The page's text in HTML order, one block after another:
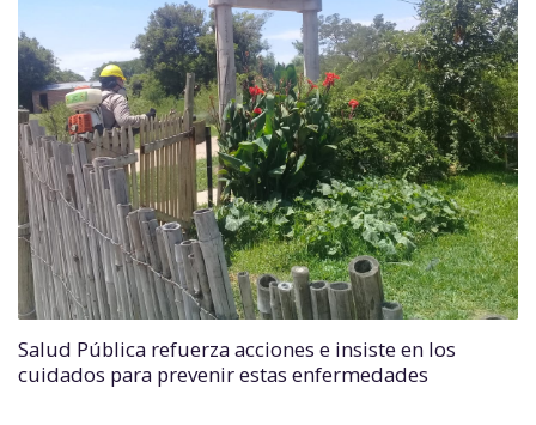
Salud Pública refuerza acciones e insiste en los
cuidados para prevenir estas enfermedades